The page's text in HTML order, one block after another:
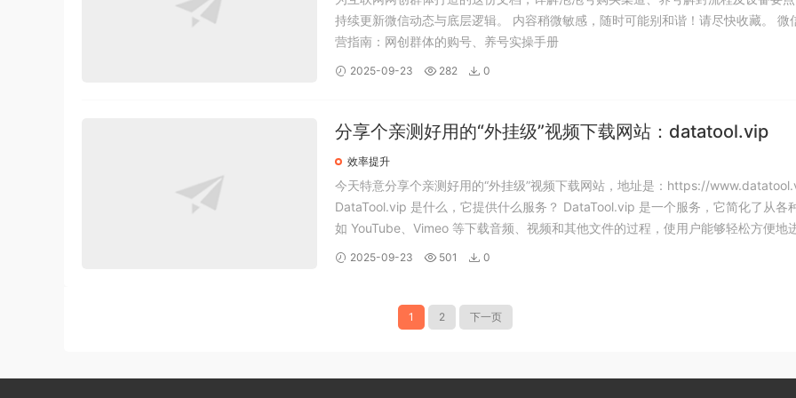
持续更新微信动态与底层逻辑。 内容稍微敏感，随时可能别和谐！请尽快收藏。 微
营指南：网创群体的购号、养号实操手册
2025-09-23 282 0
分享个亲测好用的“外挂级”视频下载网站：datatool.vip
效率提升
今天特意分享个亲测好用的“外挂级”视频下载网站，地址是：https://
DataTool.vip 是什么，它提供什么服务？ DataTool.vip 是一个服务，它简化了从各
如 YouTube、Vimeo 等下载音频、视频和其他文件的过程，使用户能够轻松方便地
作。 可以在移动设备上使用DataTool.vip吗...
2025-09-23 501 0
1 2 下一页